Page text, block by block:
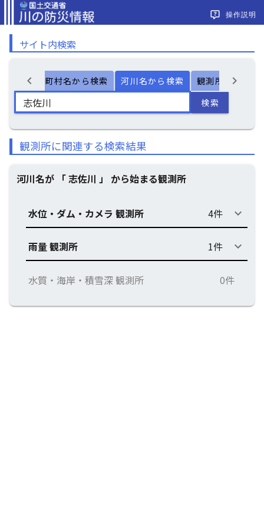
操作説明
サイト内検索
chevron_left 市町村名から検索 河川名から検索 観測所名から検
chevron_right
検索
観測所に関連する検索結果
河川名が 「 志佐川 」 から始まる観測所
水位・ダム・カメラ 観測所 4件 keyboard_arrow_down
雨量 観測所 1件 keyboard_arrow_down
水質・海岸・積雪深 観測所 0件